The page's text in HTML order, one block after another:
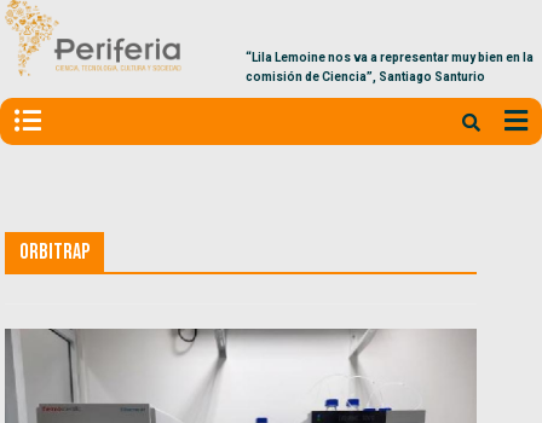
“Lila Lemoine nos va a representar muy bien en la
comisión de Ciencia”, Santiago Santurio
Orbitrap